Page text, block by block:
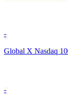
-
Global X Nasdaq
-